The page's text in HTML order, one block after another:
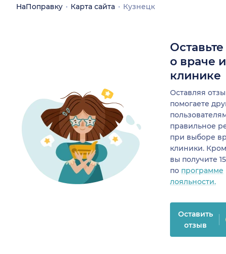
НаПоправку Карта сайта Кузнецк
о враче
клинике
Оставляя
помогаете
правильное
при выборе
клиники.
вы получите
по программе
лояльности.
Оставить
отзыв